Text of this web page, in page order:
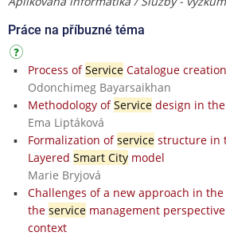
Práce na příbuzné téma
Process ofServiceCatalogue
Odonchimeg Bayarsaikhan
Methodology ofServicedesign in
Ema Liptáková
Formalization ofservicestructure in
Layered Smart Citymodel
Marie Bryjová
Challenges of a new approach in
the servicemanagement
context